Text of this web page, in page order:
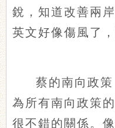
銳，知道改善兩
英文好像傷風了
蔡的南向政
為所有南向政策
很不錯的關係。